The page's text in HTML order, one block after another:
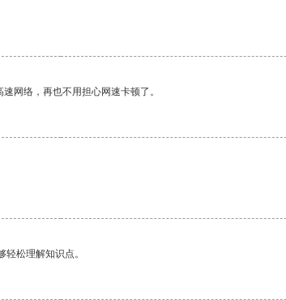
网络，再也不用担心网速卡顿了。
松理解知识点。